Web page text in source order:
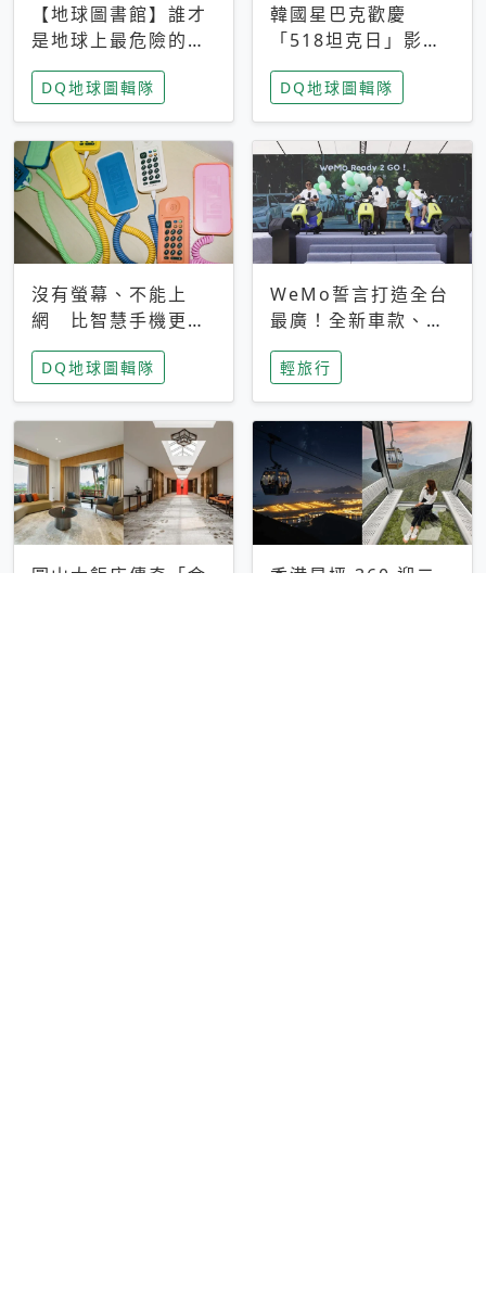
【地球圖書館】誰才
是地球上最危險的動
物？人類喜好決定哪
些動物「揹黑鍋」
DQ地球圖輯隊
韓國星巴克歡慶
「518坦克日」影射
光州民主化運動 民
眾：別在歷史傷口上
做生意
DQ地球圖輯隊
沒有螢幕、不能上
網 比智慧手機更讓
家長安心，美國孩童
瘋迷復古「有線電
話」
DQ地球圖輯隊
WeMo誓言打造全台
最廣！全新車款、獨
特香氛，共享科技迎
來新世代
輕旅行
圓山大飯店傳奇「金
香港昂坪 360 迎二